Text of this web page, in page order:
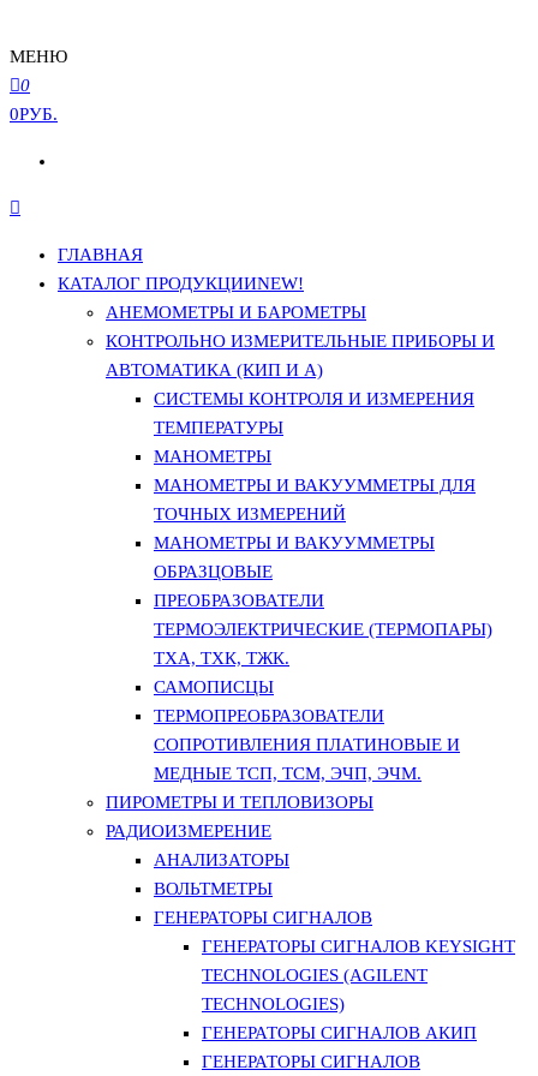
МЕНЮ
0
0РУБ.
ГЛАВНАЯ
КАТАЛОГ ПРОДУКЦИИNEW!
АНЕМОМЕТРЫ И БАРОМЕТРЫ
КОНТРОЛЬНО ИЗМЕРИТЕЛЬНЫЕ ПРИБОРЫ И
АВТОМАТИКА (КИП И А)
СИСТЕМЫ КОНТРОЛЯ И ИЗМЕРЕНИЯ
ТЕМПЕРАТУРЫ
МАНОМЕТРЫ
МАНОМЕТРЫ И ВАКУУММЕТРЫ ДЛЯ
ТОЧНЫХ ИЗМЕРЕНИЙ
МАНОМЕТРЫ И ВАКУУММЕТРЫ
ОБРАЗЦОВЫЕ
ПРЕОБРАЗОВАТЕЛИ
ТЕРМОЭЛЕКТРИЧЕСКИЕ (ТЕРМОПАРЫ)
ТХА, ТХК, ТЖК.
САМОПИСЦЫ
ТЕРМОПРЕОБРАЗОВАТЕЛИ
СОПРОТИВЛЕНИЯ ПЛАТИНОВЫЕ И
МЕДНЫЕ ТСП, ТСМ, ЭЧП, ЭЧМ.
ПИРОМЕТРЫ И ТЕПЛОВИЗОРЫ
РАДИОИЗМЕРЕНИЕ
АНАЛИЗАТОРЫ
ВОЛЬТМЕТРЫ
ГЕНЕРАТОРЫ СИГНАЛОВ
ГЕНЕРАТОРЫ СИГНАЛОВ KEYSIGHT
TECHNOLOGIES (AGILENT
TECHNOLOGIES)
ГЕНЕРАТОРЫ СИГНАЛОВ АКИП
ГЕНЕРАТОРЫ СИГНАЛОВ